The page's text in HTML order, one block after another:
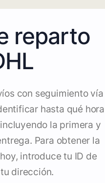
reparto
con seguimiento vía
hasta qué hora
la primera y
Para obtener la
introduce tu ID de
dirección.